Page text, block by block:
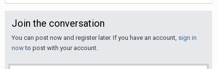
Join the conversation
You can post now and register later. If you have an account, sign in
nowto post with your account.